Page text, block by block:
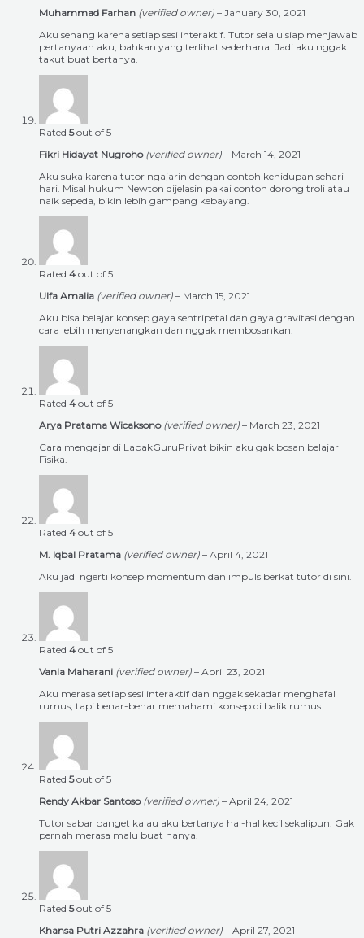
Muhammad Farhan (verified owner) – January 30, 2021
Aku senang karena setiap sesi interaktif. Tutor selalu siap menjawab
pertanyaan aku, bahkan yang terlihat sederhana. Jadi aku nggak
takut buat bertanya.
Rated 5out of 5
Fikri Hidayat Nugroho (verified owner) – March 14, 2021
Aku suka karena tutor ngajarin dengan contoh kehidupan sehari-
hari. Misal hukum Newton dijelasin pakai contoh dorong troli atau
naik sepeda, bikin lebih gampang kebayang.
Rated 4 out of 5
Ulfa Amalia (verified owner) – March 15, 2021
Aku bisa belajar konsep gaya sentripetal dan gaya gravitasi dengan
cara lebih menyenangkan dan nggak membosankan.
Rated 4 out of 5
Arya Pratama Wicaksono (verified owner) – March 23, 2021
Cara mengajar di LapakGuruPrivat bikin aku gak bosan belajar
Fisika.
Rated 4 out of 5
M. Iqbal Pratama (verified owner) – April 4, 2021
Aku jadi ngerti konsep momentum dan impuls berkat tutor di sini.
Rated 4 out of 5
Vania Maharani (verified owner) – April 23, 2021
Aku merasa setiap sesi interaktif dan nggak sekadar menghafal
rumus, tapi benar-benar memahami konsep di balik rumus.
Rated 5out of 5
Rendy Akbar Santoso (verified owner) – April 24, 2021
Tutor sabar banget kalau aku bertanya hal-hal kecil sekalipun. Gak
pernah merasa malu buat nanya.
Rated 5out of 5
Khansa Putri Azzahra (verified owner) – April 27, 2021